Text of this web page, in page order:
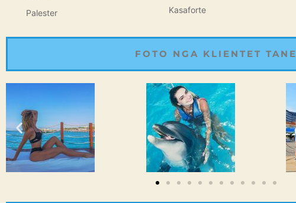
Palester
Kasaforte
FOTO NGA KLIENTET TANE